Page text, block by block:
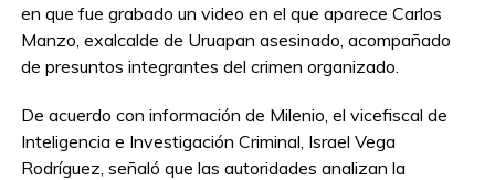
en que fue grabado un video en el que aparece Carlos
Manzo, exalcalde de Uruapan asesinado, acompañado
de presuntos integrantes del crimen organizado.
De acuerdo con información de Milenio, el vicefiscal de
Inteligencia e Investigación Criminal, Israel Vega
Rodríguez, señaló que las autoridades analizan la